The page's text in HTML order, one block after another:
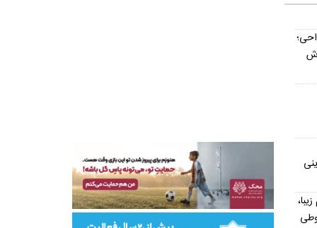
از ۳۰۰ اسم زیبا،